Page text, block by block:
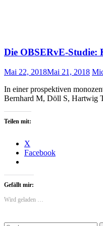
Die OBSERvE-Studie:
Mai 22, 2018Mai 21, 2018
In einer prospektiven
Bernhard M, Döll S, Hartwig
Teilen mit:
X
Facebook
Gefällt mir:
Wird geladen …